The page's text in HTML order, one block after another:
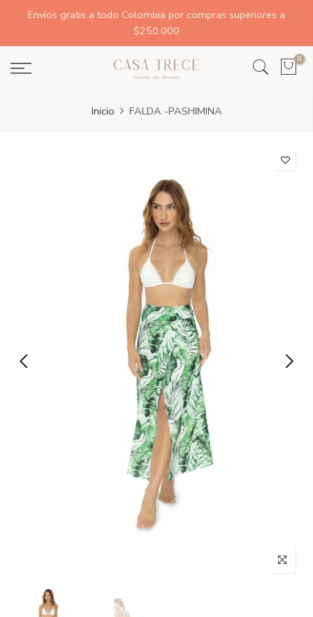
Envíos gratis a todo Colombia por compras superiores a
$250.000
0
Inicio FALDA -PASHIMINA